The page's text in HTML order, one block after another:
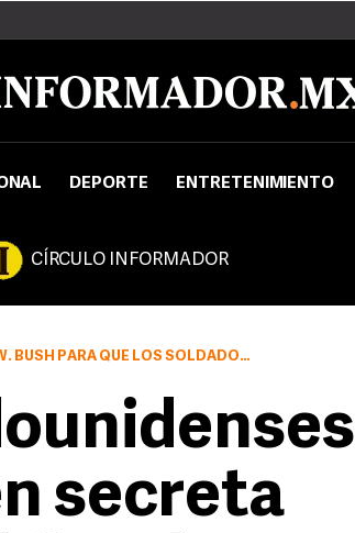
DEPORTE ENTRETENIMIENTO
CÍRCULO INFORMADOR
PUDIESEN REALIZAR ATAQUES CONTRA LA RED DE AL QAEDA
secreta